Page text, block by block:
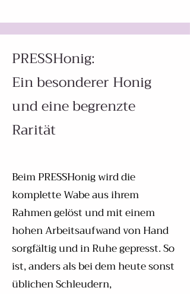
PRESSHonig:
Ein besonderer Honig
und eine begrenzte
Rarität
Beim PRESSHonig wird die
komplette Wabe aus ihrem
Rahmen gelöst und mit einem
hohen Arbeitsaufwand von Hand
sorgfältig und in Ruhe gepresst. So
ist, anders als bei dem heute sonst
üblichen Schleudern,